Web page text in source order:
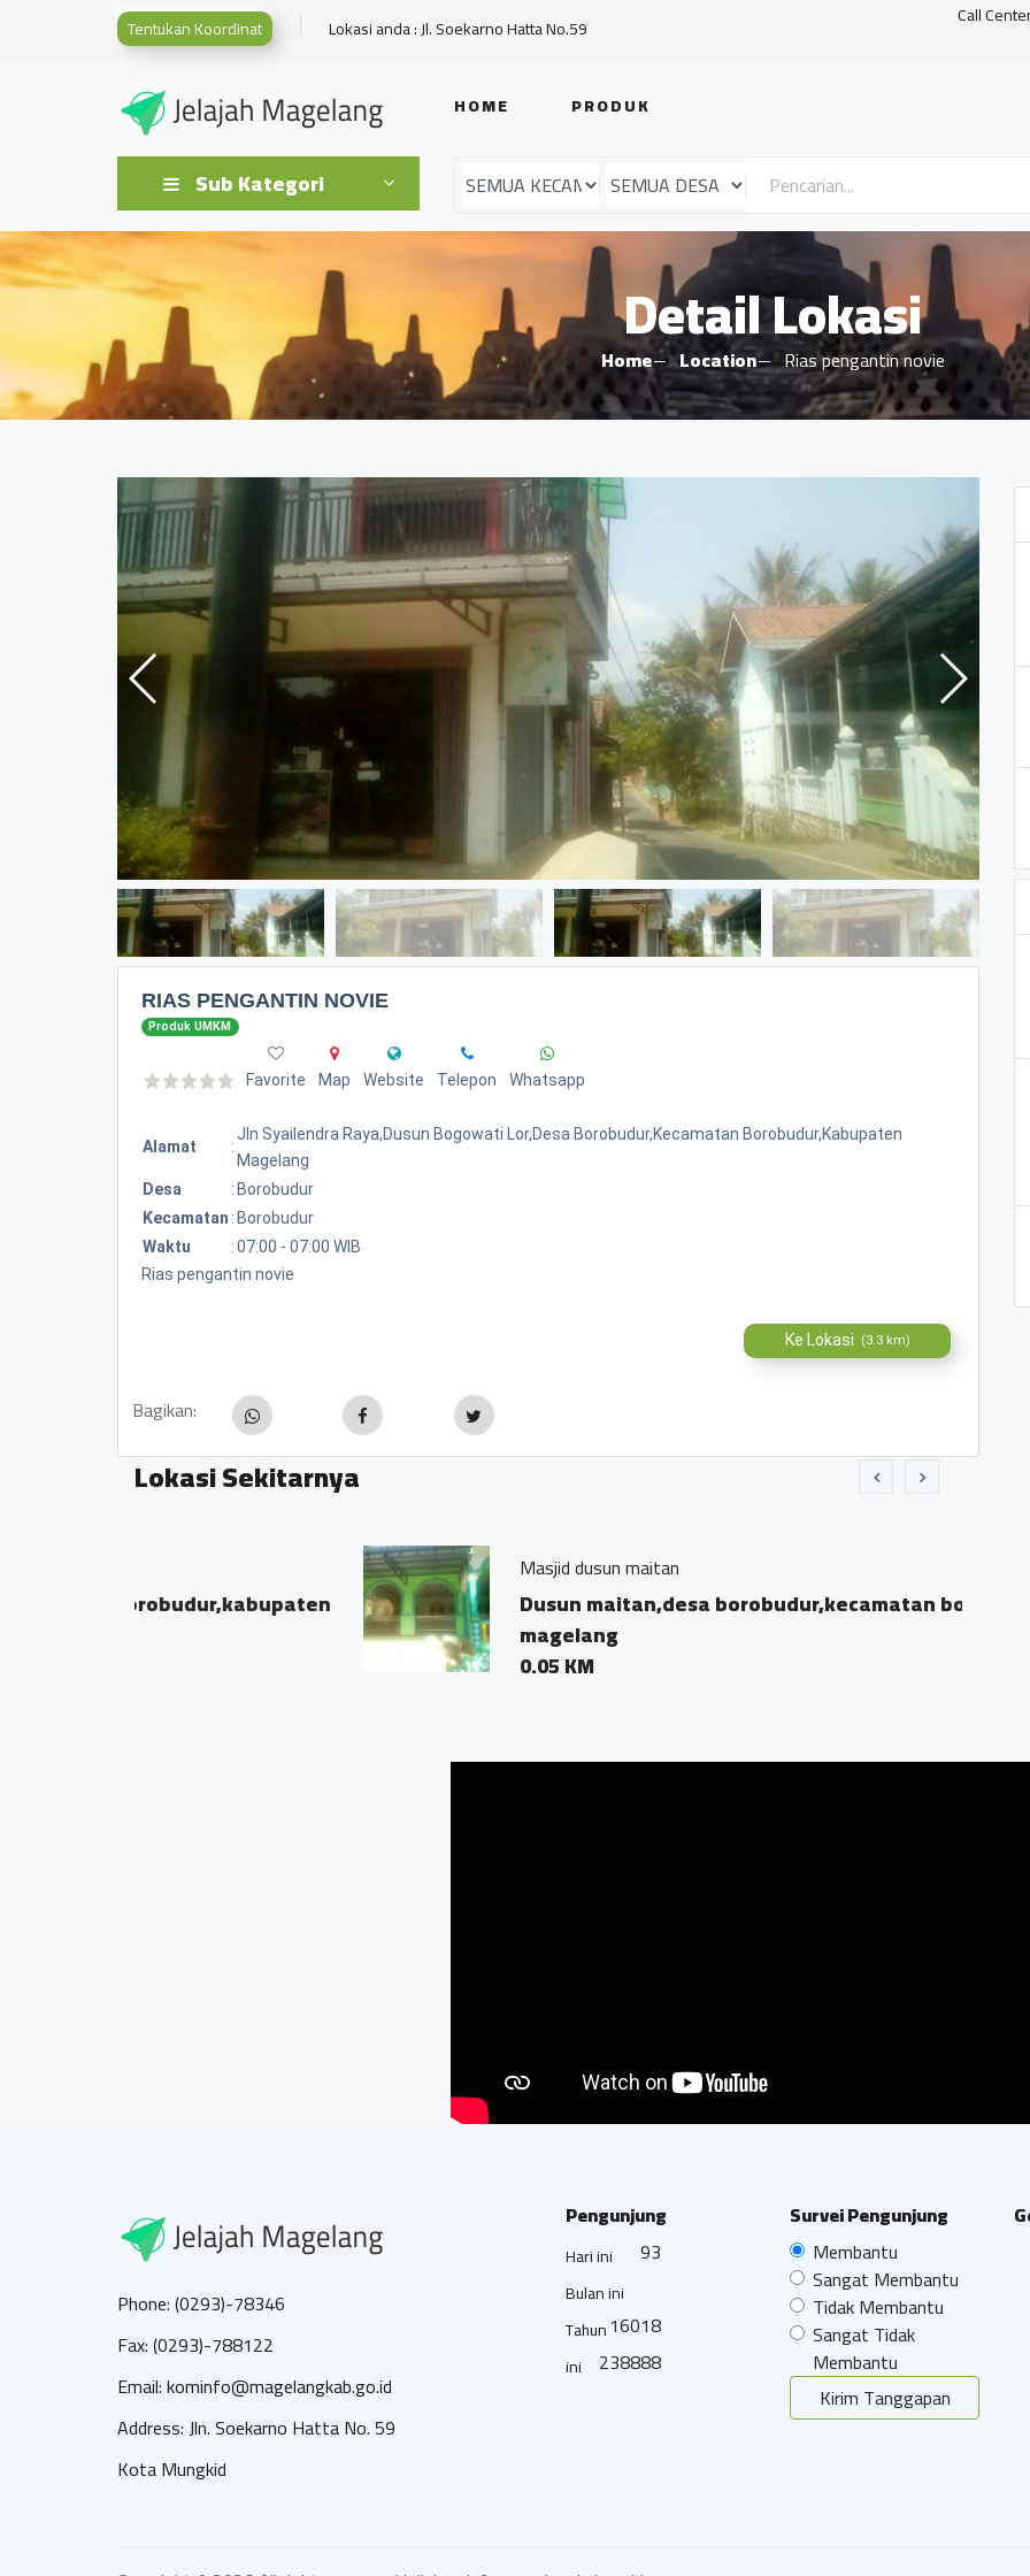
Tentukan Koordinat Lokasi anda : Jl. Soekarno Hatta No.59 Call
HOME PRODUK
Sub Kategori
Detail Lokasi
Home Location Rias pengantin novie
RIAS PENGANTIN NOVIE
Produk UMKM
Favorite Map Website Telepon Whatsapp
Alamat :
Jln Syailendra Raya,dusun Bogowati Lor,desa Borobudur,kecamatan Borobudur,kabupaten
Magelang
Desa
: Borobudur
Kecamatan : Borobudur
Waktu
:07:00 - 07:00 WIB
Rias pengantin novie
Ke Lokasi (3.3 km)
Bagikan:
Lokasi Sekitarnya
Masjid dusun maitan
Dusun maitan,desa borobudur,kecamatan borobudur,kabupaten
magelang
Phone: (0293)-78346
Fax: (0293)-788122
Email: kominfo@magelangkab.go.id
Address: Jln. Soekarno Hatta No. 59
Kota Mungkid
Pengunjung
Hari ini 93
Bulan ini
16018
Tahun
ini
238888
Survei Pengunjung
Membantu
Sangat Membantu
Tidak Membantu
Sangat Tidak
Membantu
Kirim Tanggapan